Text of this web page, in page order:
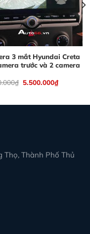
3 mắt Hyundai Creta
trước và 2 camera
₫ Giá
gốc
5.500.000₫Giá
hiện
Thọ, Thành Phố Thủ